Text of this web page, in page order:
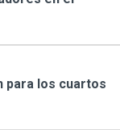
para los cuartos